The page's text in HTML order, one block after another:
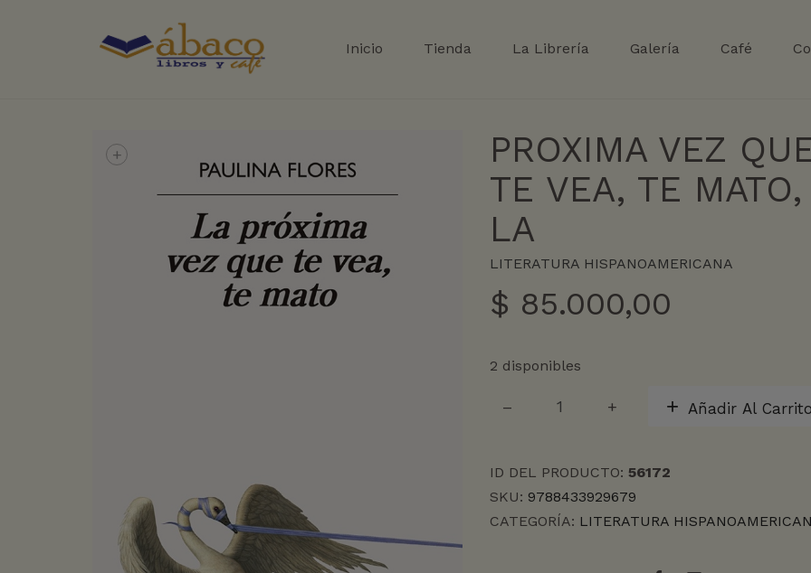
Inicio Tienda La Librería Galería Café
+
PROXIMA VEZ
TE VEA, TE MATO,
LA
LITERATURA HISPANOAMERICANA
$ 85.000,00
2 disponibles
VEZ
VEA,
TE
MATO,
Añadir Al
ID DEL PRODUCTO: 56172
SKU: 9788433929679
CATEGORÍA: LITERATURA